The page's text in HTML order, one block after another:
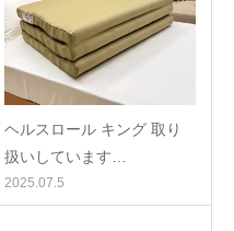
ヘルスロール キング 取り
扱いしています…
2025.07.5